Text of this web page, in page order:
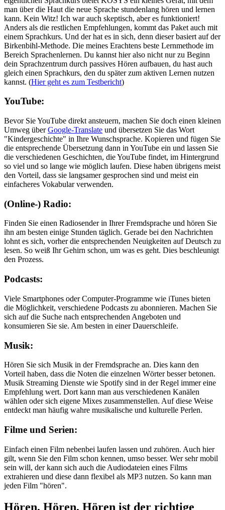
man über die Haut die neue Sprache stundenlang hören und lernen
kann. Kein Witz! Ich war auch skeptisch, aber es funktioniert!
Anders als die restlichen Empfehlungen, kommt das Paket auch mit
einem Sprachkurs. Und der hat es in sich, denn dieser basiert auf der
Birkenbihl-Methode. Die meines Erachtens beste Lernmethode im
Bereich Sprachenlernen. Du kannst hier also nicht nur zu Beginn
dein Sprachzentrum durch passives Hören aufbauen, du hast auch
gleich einen Sprachkurs, den du später zum aktiven Lernen nutzen
kannst. (Hier geht es zum Testbericht)
YouTube:
Bevor Sie YouTube direkt ansteuern, machen Sie doch einen kleinen
Umweg überGoogle-Translate und übersetzen Sie das Wort
"Kindergeschichte" in Ihre Wunschsprache. Kopieren und fügen Sie
die entsprechende Übersetzung dann in YouTube ein und lassen Sie
die verschiedenen Geschichten, die YouTube findet, im Hintergrund
so viel und so lange wie möglich laufen. Diese haben übrigens meist
den Vorteil, dass sie langsamer gesprochen sind und meist ein
einfacheres Vokabular verwenden.
(Online-) Radio:
Finden Sie einen Radiosender in Ihrer Fremdsprache und hören Sie
ihn am besten einige Stunden täglich. Gerade bei den Nachrichten
lohnt es sich, vorher die entsprechenden Neuigkeiten auf Deutsch zu
lesen. So weiß Ihr Gehirn schon, um was es geht. Dies beschleunigt
den Prozess.
Podcasts:
Viele Smartphones oder Computer-Programme wie iTunes bieten
die Möglichkeit, verschiedene Podcasts zu abonnieren. Machen Sie
sich auf die Suche nach entsprechenden Angeboten und
konsumieren Sie sie. Am besten in einer Dauerschleife.
Musik:
Hören Sie sich Musik in der Fremdsprache an. Dies kann den
Vorteil haben, dass die Noten die einzelnen Wörter besser betonen.
Musik Streaming Dienste wie Spotify sind in der Regel immer eine
Empfehlung wert. Dort kann man aus verschiedenen Kanälen
wählen oder sich eigene Mixes zusammenstellen. Auf diese Weise
entdeckt man häufig wahre musikalische und kulturelle Perlen.
Filme und Serien:
Einfach einen Film nebenbei laufen lassen und zuhören. Auch hier
gilt, wenn Sie den Film schon kennen, umso besser. Wer sehr mobil
sein will, der kann sich auch die Audiodateien eines Films
extrahieren und diese dann flexibel als MP3 nutzen. So kann man
jeden Film "hören".
Hören, Hören, Hören ist der richtige